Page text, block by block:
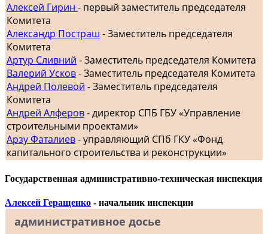
Алексей Гирин - первый заместитель председателя
Комитета
Александр Постраш - Заместитель председателя
Комитета
Артур Сливний - Заместитель председателя Комитета
Валерий Усков- Заместитель председателя Комитета
Андрей Полевой - Заместитель председателя
Комитета
Андрей Алферов- директор СПБ ГБУ «Управление
строительными проектами»
Арзу Фаталиев- управляющий СПб ГКУ «Фонд
капитального строительства и реконструкции»
Государственная административно-техническая инспекция
Алексей Геращенко - начальник инспекции
административное досье